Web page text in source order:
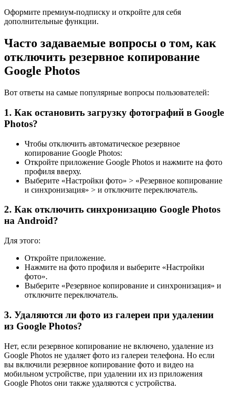
Оформите премиум-подписку и откройте для себя
дополнительные функции.
Часто задаваемые вопросы о том, как
отключить резервное копирование
Google Photos
Вот ответы на самые популярные вопросы пользователей:
1. Как остановить загрузку фотографий в Google
Photos?
Чтобы отключить автоматическое резервное
копирование Google Photos:
Откройте приложение Google Photos и нажмите на фото
профиля вверху.
Выберите «Настройки фото» > «Резервное копирование
и синхронизация» > и отключите переключатель.
2. Как отключить синхронизацию Google Photos
на Android?
Для этого:
Откройте приложение.
Нажмите на фото профиля и выберите «Настройки
фото».
Выберите «Резервное копирование и синхронизация» и
отключите переключатель.
3. Удаляются ли фото из галереи при удалении
из Google Photos?
Нет, если резервное копирование не включено, удаление из
Google Photos не удаляет фото из галереи телефона. Но если
вы включили резервное копирование фото и видео на
мобильном устройстве, при удалении их из приложения
Google Photos они также удаляются с устройства.